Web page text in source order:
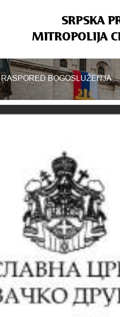
SRPSKA
MITROPOLIJA
RASPORED BOGOSLUŽENJA